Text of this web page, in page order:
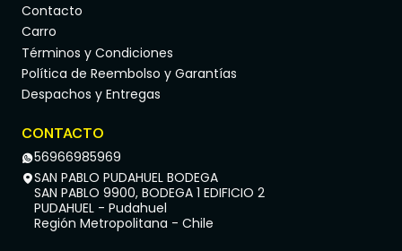
Contacto
Carro
Términos y Condiciones
Política de Reembolso y Garantías
Despachos y Entregas
CONTACTO
56966985969
SAN PABLO PUDAHUEL BODEGA
SAN PABLO 9900, BODEGA 1 EDIFICIO 2
PUDAHUEL - Pudahuel
Región Metropolitana - Chile